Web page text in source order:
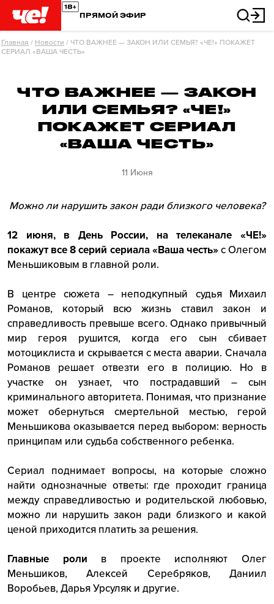
ПРЯМОЙ ЭФИР
Главная / Новости / ЧТО ВАЖНЕЕ — ЗАКОН ИЛИ СЕМЬЯ? «ЧЕ!» ПОКАЖЕТ
СЕРИАЛ «ВАША ЧЕСТЬ»
ЧТО ВАЖНЕЕ — ЗАКОН
ИЛИ СЕМЬЯ? «ЧЕ!»
ПОКАЖЕТ СЕРИАЛ
«ВАША ЧЕСТЬ»
11 Июня
Можно ли нарушить закон ради близкого человека?
12 июня, в День России, на телеканале «ЧЕ!»
покажут все 8 серий сериала «Ваша честь»с Олегом
Меньшиковым в главной роли.
В центре сюжета – неподкупный судья Михаил
Романов, который всю жизнь ставил закон и
справедливость превыше всего. Однако привычный
мир героя рушится, когда его сын сбивает
мотоциклиста и скрывается с места аварии. Сначала
Романов решает отвезти его в полицию. Но в
участке он узнает, что пострадавший – сын
криминального авторитета. Понимая, что признание
может обернуться смертельной местью, герой
Меньшикова оказывается перед выбором: верность
принципам или судьба собственного ребенка.
Сериал поднимает вопросы, на которые сложно
найти однозначные ответы: где проходит граница
между справедливостью и родительской любовью,
можно ли нарушить закон ради близкого и какой
ценой приходится платить за решения.
Главные роли в проекте исполняют Олег
Меньшиков, Алексей Серебряков, Даниил
Воробьев, Дарья Урсуляк и другие.